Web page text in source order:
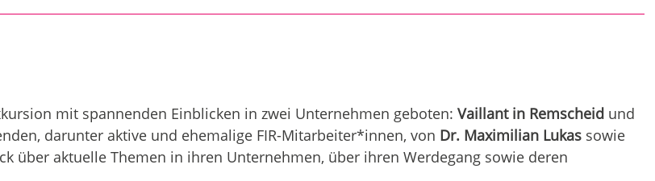
mit spannenden Einblicken in zwei Unternehmen geboten: Vaillant in Remscheidund
darunter aktive und ehemalige FIR-Mitarbeiter*innen, von Dr. Maximilian Lukassowie
über aktuelle Themen in ihren Unternehmen, über ihren Werdegang sowie deren